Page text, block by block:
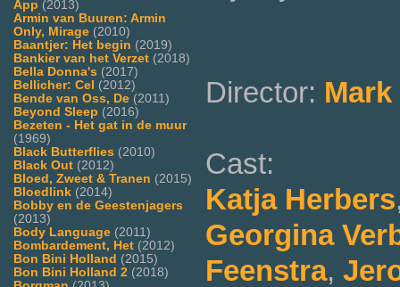
App (2013)
Armin van Buuren: Armin
Only, Mirage (2010)
Baantjer: Het begin (2019)
Bankier van het Verzet (2018)
Bella Donna's (2017)
Bellicher: Cel (2012)
Bende van Oss, De (2011)
Beyond Sleep (2016)
Bezeten - Het gat in de muur
(1969)
Black Butterflies (2010)
Black Out (2012)
Bloed, Zweet & Tranen (2015)
Bloedlink (2014)
Bobby en de Geestenjagers
(2013)
Body Language (2011)
Bombardement, Het (2012)
Bon Bini Holland (2015)
Bon Bini Holland 2 (2018)
Director:
Cast:
Katja Herbers
Georgina
Feenstra,